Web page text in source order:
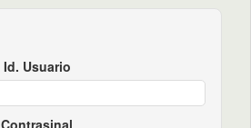
Id. Usuario